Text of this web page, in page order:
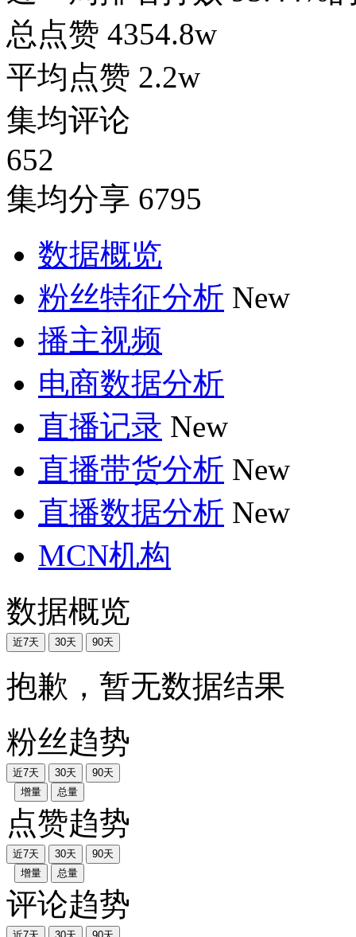
总点赞 4354.8w
平均点赞 2.2w
集均评论
652
集均分享 6795
数据概览
粉丝特征分析 New
播主视频
电商数据分析
直播记录 New
直播带货分析 New
直播数据分析 New
MCN机构
数据概览
近7天 30天 90天
抱歉，暂无数据结果
粉丝趋势
近7天 30天
90天
增量
总量
点赞趋势
近7天 30天
90天
增量
总量
评论趋势